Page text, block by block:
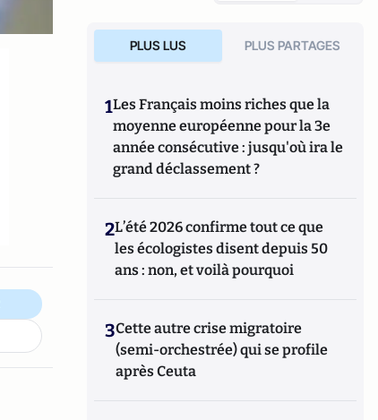
PLUS LUS PLUS PARTAGES
1Les Français moins riches que la
moyenne européenne pour la 3e
année consécutive : jusqu'où ira le
grand déclassement ?
2L’été 2026 confirme tout ce que
les écologistes disent depuis 50
ans : non, et voilà pourquoi
3Cette autre crise migratoire
(semi-orchestrée) qui se profile
après Ceuta